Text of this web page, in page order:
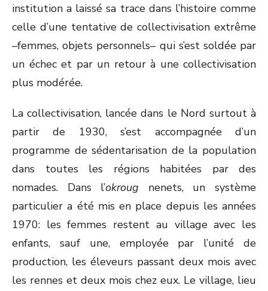
institution a laissé sa trace dans l’histoire comme
celle d’une tentative de collectivisation extrême
–femmes, objets personnels– qui s’est soldée par
un échec et par un retour à une collectivisation
plus modérée.
La collectivisation, lancée dans le Nord surtout à
partir de 1930, s’est accompagnée d’un
programme de sédentarisation de la population
dans toutes les régions habitées par des
nomades. Dans l’okroug nenets, un système
particulier a été mis en place depuis les années
1970: les femmes restent au village avec les
enfants, sauf une, employée par l’unité de
production, les éleveurs passant deux mois avec
les rennes et deux mois chez eux. Le village, lieu